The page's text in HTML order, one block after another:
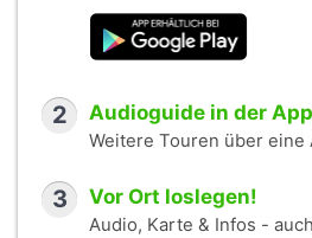
2 Audioguide in der
Weitere Touren über eine
3 Vor Ort loslegen!
Audio, Karte & Infos -